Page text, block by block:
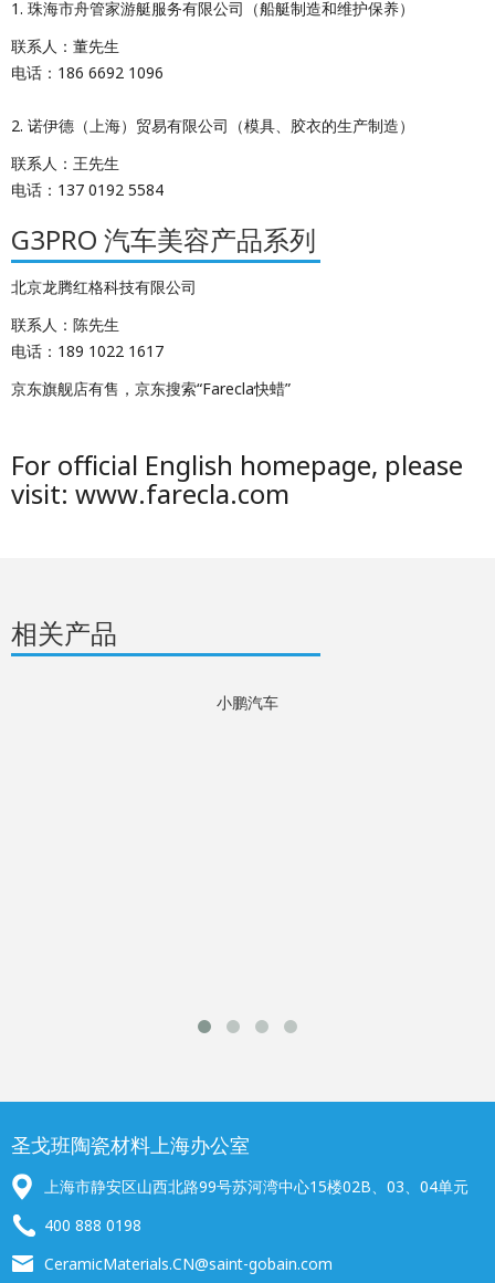
1. 珠海市舟管家游艇服务有限公司（船艇制造和维护保养）
联系人：董先生
电话：186 6692 1096
2. 诺伊德（上海）贸易有限公司（模具、胶衣的生产制造）
联系人：王先生
电话：137 0192 5584
G3PRO 汽车美容产品系列
北京龙腾红格科技有限公司
联系人：陈先生
电话：189 1022 1617
京东旗舰店有售，京东搜索“Farecla快蜡”
For official English homepage, please
visit: www.farecla.com
相关产品
小鹏汽车
圣戈班陶瓷材料上海办公室
上海市静安区山西北路99号苏河湾中心15楼02B、03、04单元
400 888 0198
CeramicMaterials.CN@saint-gobain.com